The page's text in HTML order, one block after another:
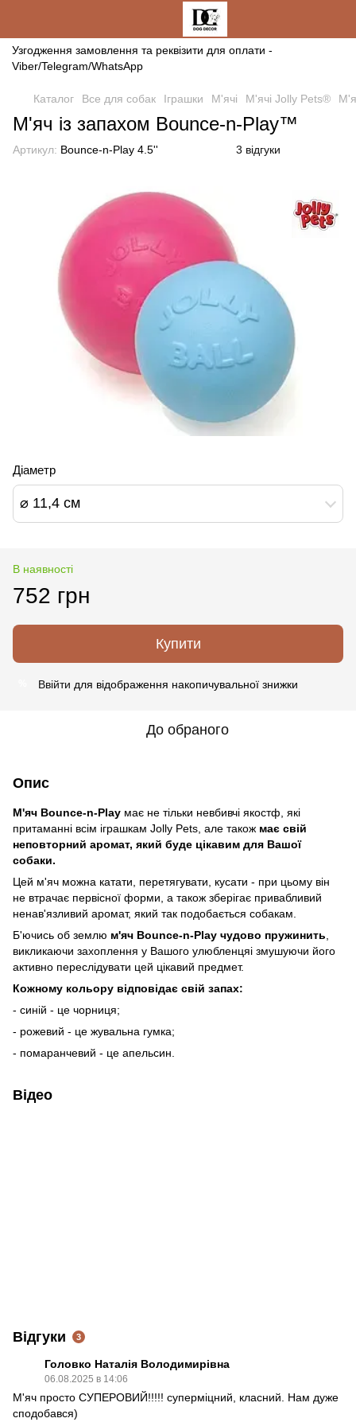
Узгодження замовлення та реквізити для оплати -
Viber/Telegram/WhatsApp
Каталог Все для собак Іграшки М'ячі М'ячі Jolly Pets®
М'яч із запахом Bounce-n-Play™
Артикул: Bounce-n-Play 4.5'' 3 відгуки
Діаметр
⌀ 11,4 см
В наявності
752 грн
Купити
Ввійти для відображення накопичувальної знижки
До обраного
Опис
М'яч Bounce-n-Play має не тільки невбивчі якостф, які
притаманні всім іграшкам Jolly Pets, але також має свій
неповторний аромат, який буде цікавим для Вашої
собаки.
Цей м'яч можна катати, перетягувати, кусати - при цьому він
не втрачає первісної форми, а також зберігає привабливий
ненав'язливий аромат, який так подобається собакам.
Б'ючись об землю м'яч Bounce-n-Play чудово пружинить
викликаючи захоплення у Вашого улюбленцяі змушуючи його
активно переслідувати цей цікавий предмет.
Кожному кольору відповідає свій запах:
- синій - це чорниця;
- рожевий - це жувальна гумка;
- помаранчевий - це апельсин.
Відео
Відгуки 3
Головко Наталія Володимирівна
06.08.2025 в 14:06
М'яч просто СУПЕРОВИЙ!!!!! суперміцний, класний. Нам дуже
сподобався)